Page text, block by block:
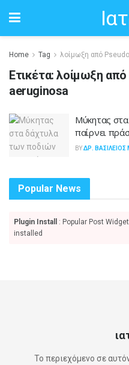
Home Tag λοίμωξη από
Ετικέτα:λοίμωξη
aeruginosa
Μύκητας
παίρνει
BYΔΡ.
Popular News
Plugin Install
: Popular Post
installed
Το περιεχόμενο σε